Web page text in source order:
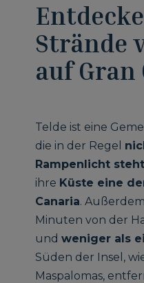
Strände
auf Gran
Telde ist eine
die in der Regel
Rampenlicht steht
ihre Küste eine
Canaria.
Minuten von der
undweniger als
Süden der Insel,
Maspalomas,